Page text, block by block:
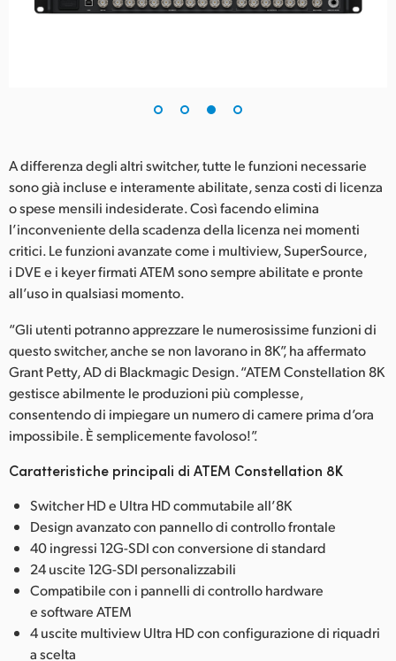
A differenza degli altri switcher, tutte le funzioni necessarie
sono già incluse e interamente abilitate, senza costi di licenza
o spese mensili indesiderate. Così facendo elimina
l’inconveniente della scadenza della licenza nei momenti
critici. Le funzioni avanzate come i multiview, SuperSource,
i DVE e i keyer firmati ATEM sono sempre abilitate e pronte
all’uso in qualsiasi momento.
“Gli utenti potranno apprezzare le numerosissime funzioni di
questo switcher, anche se non lavorano in 8K”, ha affermato
Grant Petty, AD di Blackmagic Design. “ATEM Constellation 8K
gestisce abilmente le produzioni più complesse,
consentendo di impiegare un numero di camere prima d’ora
impossibile. È semplicemente favoloso!”.
Caratteristiche principali di ATEM Constellation 8K
Switcher HD e Ultra HD commutabile all’8K
Design avanzato con pannello di controllo frontale
40 ingressi 12G-SDI con conversione di standard
24 uscite 12G-SDI personalizzabili
Compatibile con i pannelli di controllo hardware
e software ATEM
4 uscite multiview Ultra HD con configurazione di riquadri
a scelta